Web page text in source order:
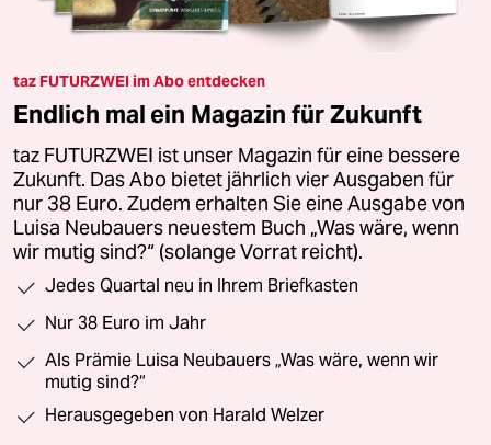
taz FUTURZWEI im Abo entdecken
Endlich mal ein Magazin für Zukunft
taz FUTURZWEI ist unser Magazin für eine bessere
Zukunft. Das Abo bietet jährlich vier Ausgaben für
nur 38 Euro. Zudem erhalten Sie eine Ausgabe von
Luisa Neubauers neuestem Buch „Was wäre, wenn
wir mutig sind?“ (solange Vorrat reicht).
Jedes Quartal neu in Ihrem Briefkasten
Nur 38 Euro im Jahr
Als Prämie Luisa Neubauers „Was wäre, wenn wir
mutig sind?“
Herausgegeben von Harald Welzer